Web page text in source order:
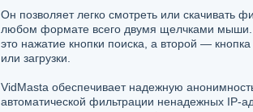
Он позволяет легко смотреть или скачивать
любом формате всего двумя щелчками
это нажатие кнопки поиска, а второй —
или загрузки.
VidMasta обеспечивает надежную
автоматической фильтрации ненадежных IP-